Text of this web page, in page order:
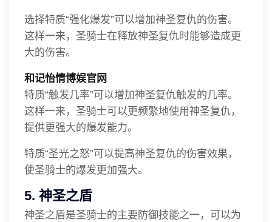
选择特质“强化爆发”可以增加神圣复仇的伤害。
这样一来，圣骑士在释放神圣复仇时能够造成更
大的伤害。
和记怡情博娱官网
特质“触发几率”可以增加神圣复仇触发的几率。
这样一来，圣骑士可以更频繁地使用神圣复仇，
提供更强大的爆发能力。
特质“圣光之怒”可以提高神圣复仇的伤害效果，
使圣骑士的爆发更加强大。
5. 神圣之盾
神圣之盾是圣骑士的主要防御技能之一，可以为